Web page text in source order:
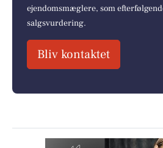
ejendomsmæglere, som
salgsvurdering.
Bliv kontaktet